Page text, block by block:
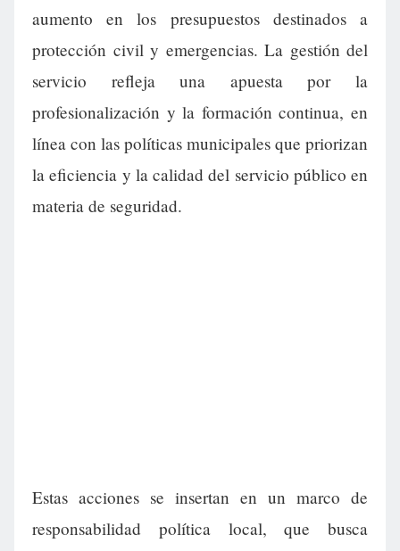
aumento en los presupuestos destinados a
protección civil y emergencias. La gestión del
servicio refleja una apuesta por la
profesionalización y la formación continua, en
línea con las políticas municipales que priorizan
la eficiencia y la calidad del servicio público en
materia de seguridad.
Estas acciones se insertan en un marco de
responsabilidad política local, que busca